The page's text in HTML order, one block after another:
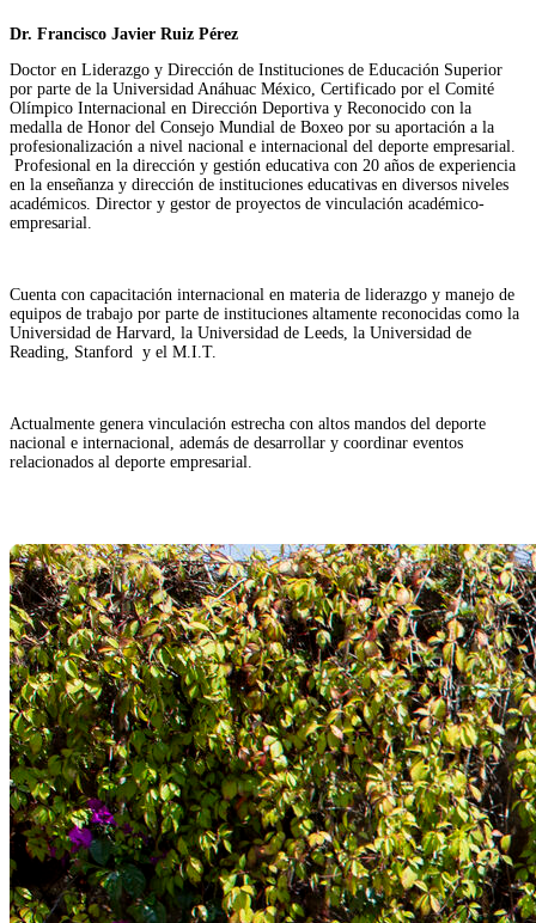
Dr. Francisco Javier Ruiz Pérez
Doctor en Liderazgo y Dirección de Instituciones de Educación Superior
por parte de la Universidad Anáhuac México, Certificado por el Comité
Olímpico Internacional en Dirección Deportiva y Reconocido con la
medalla de Honor del Consejo Mundial de Boxeo por su aportación a la
profesionalización a nivel nacional e internacional del deporte empresarial.
Profesional en la dirección y gestión educativa con 20 años de experiencia
en la enseñanza y dirección de instituciones educativas en diversos niveles
académicos. Director y gestor de proyectos de vinculación académico-
empresarial.
Cuenta con capacitación internacional en materia de liderazgo y manejo de
equipos de trabajo por parte de instituciones altamente reconocidas como la
Universidad de Harvard, la Universidad de Leeds, la Universidad de
Reading, Stanford y el M.I.T.
Actualmente genera vinculación estrecha con altos mandos del deporte
nacional e internacional, además de desarrollar y coordinar eventos
relacionados al deporte empresarial.